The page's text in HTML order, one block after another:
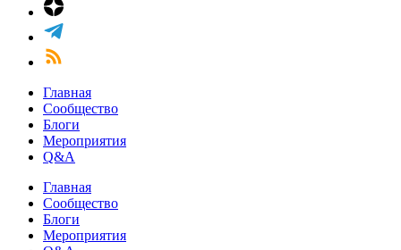
Главная
Сообщество
Блоги
Мероприятия
Q&A
Главная
Сообщество
Блоги
Мероприятия